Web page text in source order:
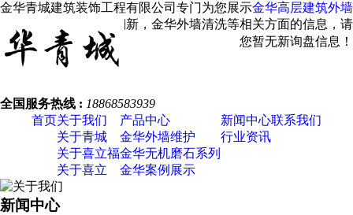
金华青城建筑装饰工程有限公司专门为您展示金华高层建筑外墙
，金华外墙涂料翻新，金华外墙清洗等相关方面的信息，请
您关注我们！
您暂无新询盘信息！
全国服务热线 : 18868583939
首页关于我们
关于青城
关于喜立福
关于喜立
产品中心
金华外墙维护
金华无机磨石系列
金华案例展示
新闻中心
行业资讯
联系我们
新闻中心